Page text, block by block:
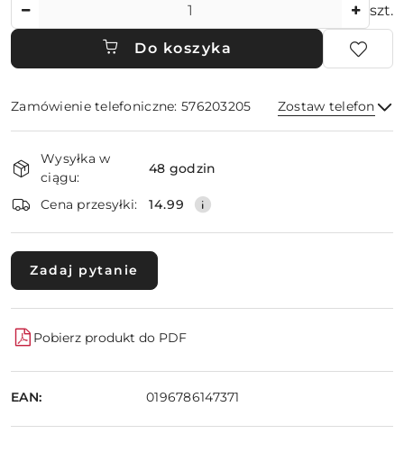
szt.
Do koszyka
Zamówienie telefoniczne: 576203205 Zostaw telefon
i
dostawa
Wysyłka w
ciągu:
48 godzin
Cena przesyłki: 14.99
Zadaj pytanie
Pobierz produkt do PDF
EAN: 0196786147371